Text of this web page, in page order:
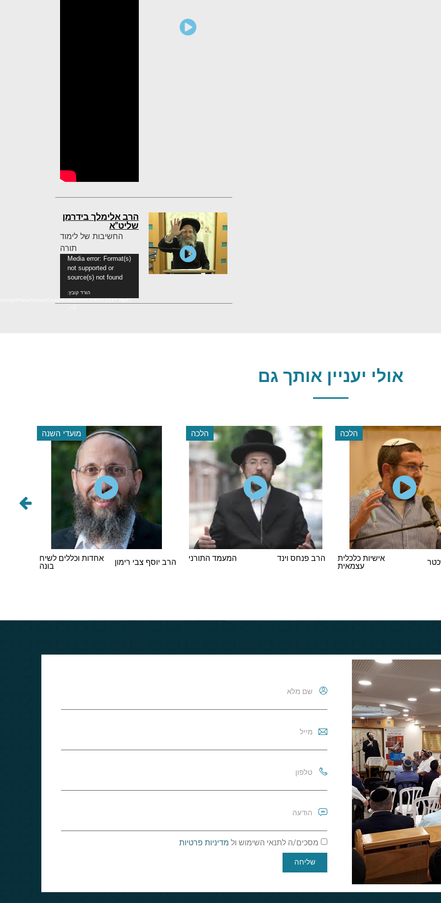
הרב אלימלך בידרמן
שליט"א
החשיבות של לימוד
תורה
Media error: Format(s)
not supported or
source(s) not found
הורד קובץ:
mp4/NewArchive/Compressed/40072/40072917.mp4?
אולי יעניין אותך גם
הלכה
אישיות כלכלית
עצמאית
הלכה
הרב פנחס וינד המעמד התורני
מועדי השנה
הרב יוסף צבי רימון
אחדות וכללים לשיח
בונה
מסכים/ה לתנאי השימוש ול מדיניות פרטיות
שליחה